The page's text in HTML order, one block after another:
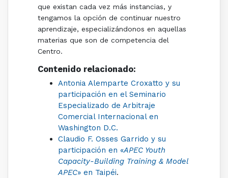
que existan cada vez más instancias, y
tengamos la opción de continuar nuestro
aprendizaje, especializándonos en aquellas
materias que son de competencia del
Centro.
Contenido relacionado:
Antonia Alemparte Croxatto y su
participación en el Seminario
Especializado de Arbitraje
Comercial Internacional en
Washington D.C.
Claudio F. Osses Garrido y su
participación en «APEC Youth
Capacity-Building Training & Model
APEC» en Taipéi.